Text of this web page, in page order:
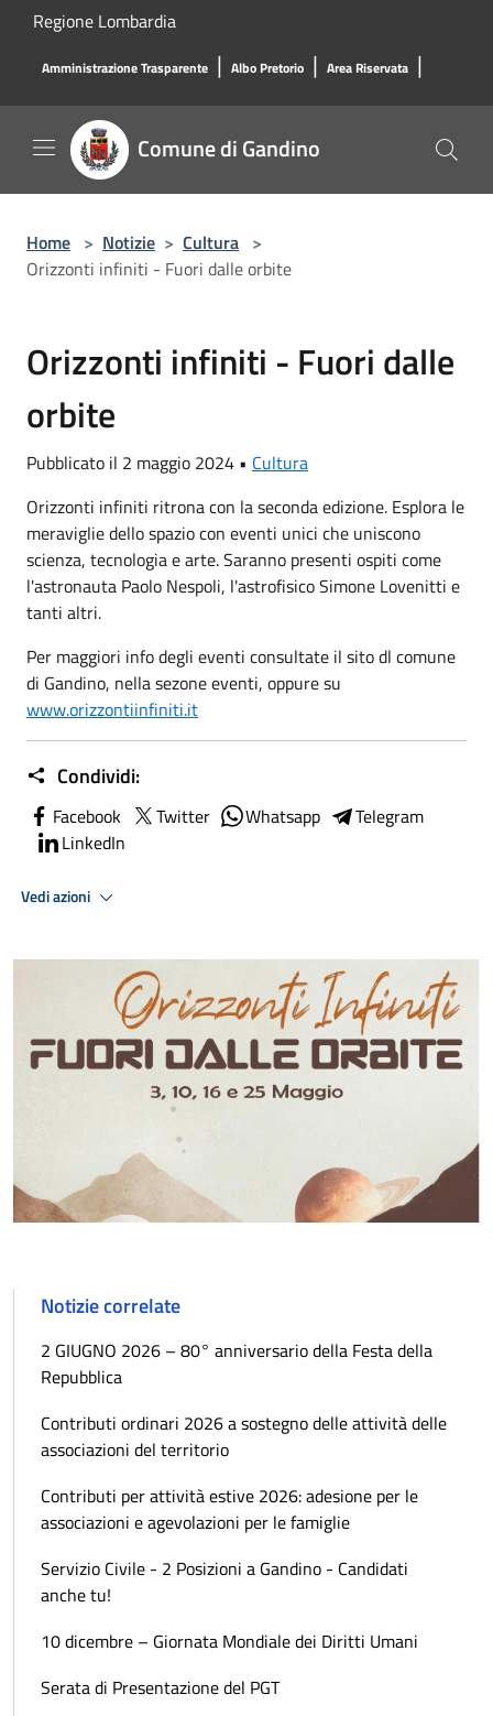
Salta al contenuto principale
Regione Lombardia
Amministrazione Trasparente | Albo Pretorio | Area Riservata |
Comune di Gandino
Home > Notizie > Cultura >
Orizzonti infiniti - Fuori dalle orbite
Orizzonti infiniti - Fuori dalle
orbite
Pubblicato il 2 maggio 2024 • Cultura
Orizzonti infiniti ritrona con la seconda edizione. Esplora le
meraviglie dello spazio con eventi unici che uniscono
scienza, tecnologia e arte. Saranno presenti ospiti come
l'astronauta Paolo Nespoli, l'astrofisico Simone Lovenitti e
tanti altri.
Per maggiori info degli eventi consultate il sito dl comune
di Gandino, nella sezone eventi, oppure su
www.orizzontiinfiniti.it
Condividi:
Facebook Twitter Whatsapp
Telegram
LinkedIn
Vedi azioni
Notizie correlate
2 GIUGNO 2026 – 80° anniversario della Festa della
Repubblica
Contributi ordinari 2026 a sostegno delle attività delle
associazioni del territorio
Contributi per attività estive 2026: adesione per le
associazioni e agevolazioni per le famiglie
Servizio Civile - 2 Posizioni a Gandino - Candidati
anche tu!
10 dicembre – Giornata Mondiale dei Diritti Umani
Serata di Presentazione del PGT